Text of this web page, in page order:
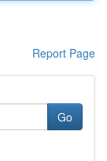
Report Page
Go